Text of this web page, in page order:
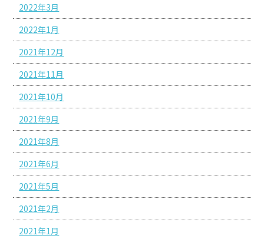
2022年3月
2022年1月
2021年12月
2021年11月
2021年10月
2021年9月
2021年8月
2021年6月
2021年5月
2021年2月
2021年1月